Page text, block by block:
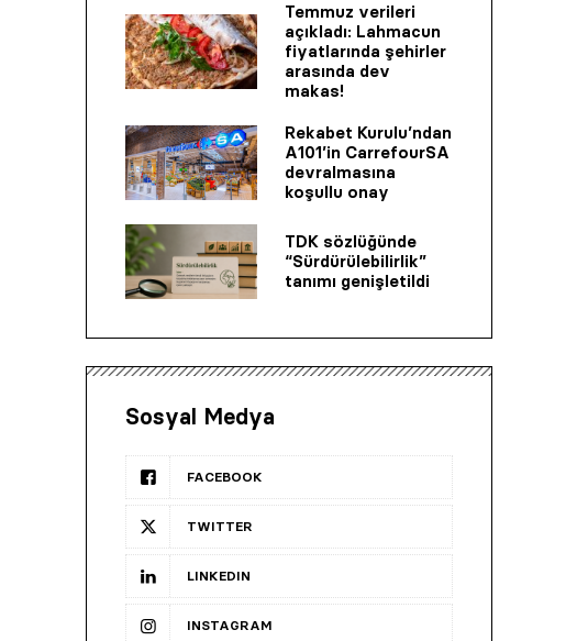
Temmuz verileri
açıkladı: Lahmacun
fiyatlarında şehirler
arasında dev
makas!
Rekabet Kurulu’ndan
A101’in CarrefourSA
devralmasına
koşullu onay
TDK sözlüğünde
“Sürdürülebilirlik”
tanımı genişletildi
Sosyal Medya
FACEBOOK
TWITTER
LINKEDIN
INSTAGRAM